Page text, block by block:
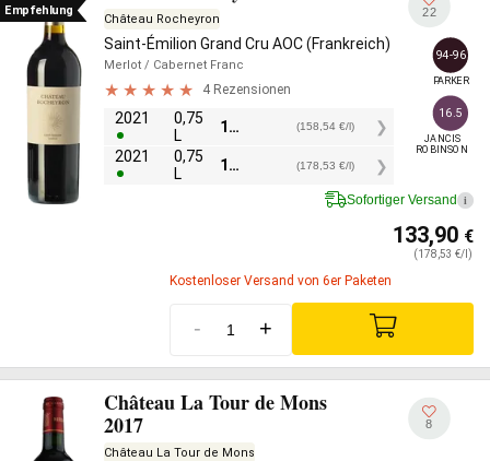
Empfehlung
Château Rocheyron
Saint-Émilion Grand Cru AOC (Frankreich)
Merlot / Cabernet Franc
4 Rezensionen
2021
0,75
L
118,90 (158,54 €/l)
2021
0,75
L
133,90 (178,53 €/l)
22
94-96
PARKER
16.5
JANCIS
ROBINSON
Sofortiger Versand i
133,90 €
(178,53 €/l)
Kostenloser Versand von 6er Paketen
- +
Château La Tour de Mons
2017
Château La Tour de Mons
8